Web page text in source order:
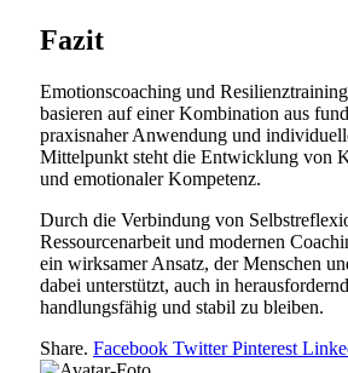
Fazit
Emotionscoaching und
basieren auf einer Kombination aus
praxisnaher Anwendung und
Mittelpunkt steht die Entwicklung von
und emotionaler Kompetenz.
Durch die Verbindung von
Ressourcenarbeit und modernen
ein wirksamer Ansatz, der Menschen
dabei unterstützt, auch in
handlungsfähig und stabil zu bleiben.
Share. Facebook Twitter Pinterest